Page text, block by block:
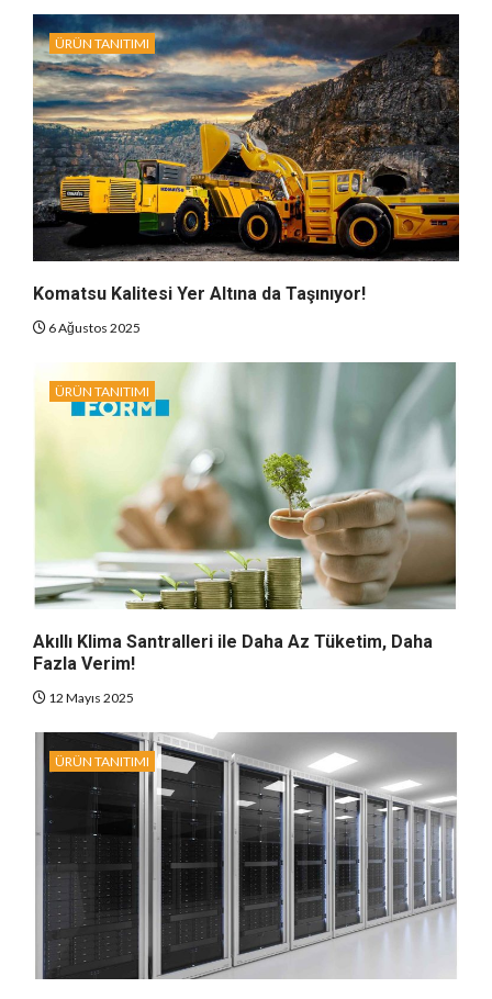
ÜRÜN TANITIMI
Komatsu Kalitesi Yer Altına da Taşınıyor!
6 Ağustos 2025
ÜRÜN TANITIMI
Akıllı Klima Santralleri ile Daha Az Tüketim, Daha
Fazla Verim!
12 Mayıs 2025
ÜRÜN TANITIMI